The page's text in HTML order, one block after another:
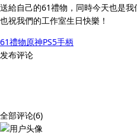
送給自己的61禮物，同時今天也是
也祝我們的工作室生日快樂！
61禮物原神PS5手柄
发布评论
全部评论(6)